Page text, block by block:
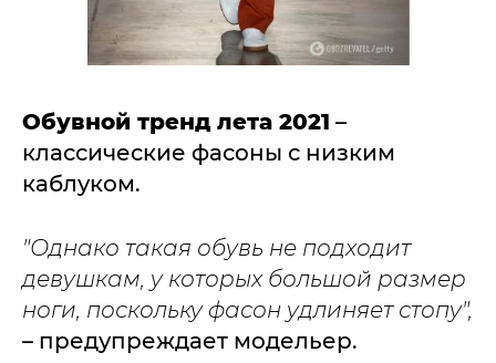
Обувной тренд лета 2021 –
классические фасоны с низким
каблуком.
"Однако такая обувь не подходит
девушкам, у которых большой размер
ноги, поскольку фасон удлиняет стопу",
– предупреждает модельер.